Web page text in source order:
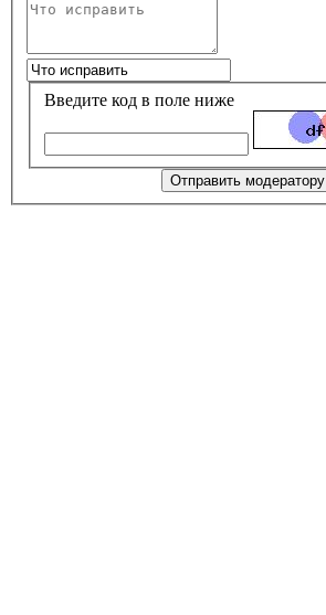
Введите код в поле ниже
Отправить модератору